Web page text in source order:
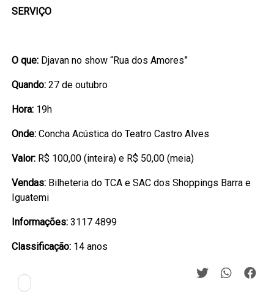
SERVIÇO
O que: Djavan no show “Rua dos Amores”
Quando: 27 de outubro
Hora: 19h
Onde: Concha Acústica do Teatro Castro Alves
Valor: R$ 100,00 (inteira) e R$ 50,00 (meia)
Vendas: Bilheteria do TCA e SAC dos Shoppings Barra e
Iguatemi
Informações: 3117 4899
Classificação: 14 anos